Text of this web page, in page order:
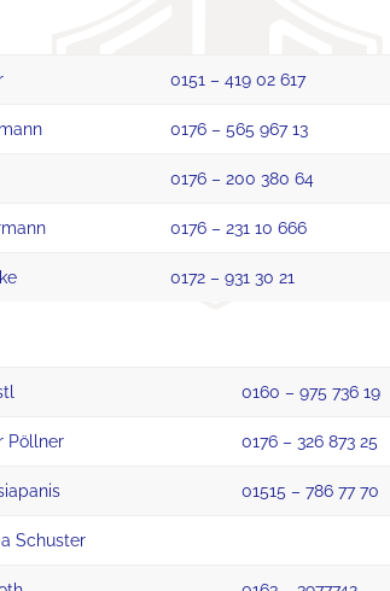
0151 – 419 02 617
0176 – 565 967 13
0176 – 200 380 64
0176 – 231 10 666
0172 – 931 30 21
0160 – 975 736 19
Pöllner 0176 – 326 873 25
01515 – 786 77 70
Schuster